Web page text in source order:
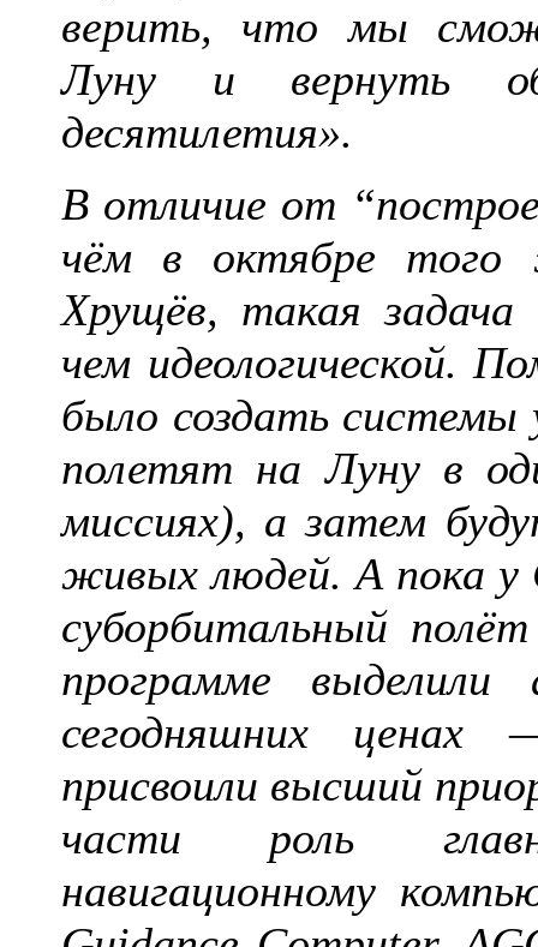
верить, что мы
Луну и вернуть
десятилетия».
В отличие от
чём в октябре того
Хрущёв, такая задача
чем идеологической.
было создать системы
полетят на Луну в
миссиях), а затем
живых людей. А пока
суборбитальный
программе выделили
сегодняшних
присвоили высший
части роль
навигационному